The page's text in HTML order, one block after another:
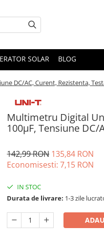
SOLAR BLOG
DC/AC, Curent, Rezistenta,
Multimetru Digital
100µF, Tensiune
142,99 RON 135,84 RON
Economisesti: 7,15 RON
IN STOC
Durata de livrare: 1-3 zile